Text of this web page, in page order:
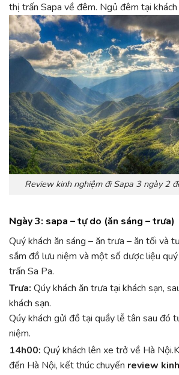
thị trấn Sapa về đêm. Ngủ đêm tại khách
Review kinh nghiệm đi Sapa 3 ngày 2
Ngày 3: sapa – tự do (ăn sáng – trưa)
Quý khách ăn sáng – ăn trưa – ăn tối và
sắm đồ lưu niệm và một số dược liệu
trấn Sa Pa.
Trưa: Qúy khách ăn trưa tại khách sạn,
khách sạn.
Qúy khách gửi đồ tại quầy lễ tân sau đó
niệm.
14h00: Quý khách lên xe trở về Hà
đến Hà Nội, kết thúc chuyến review